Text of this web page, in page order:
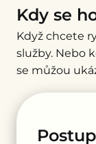
Kdy se
Když chcete
služby. Nebo
se můžou
Postup